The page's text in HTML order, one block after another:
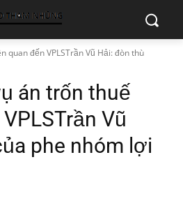
quan đến VPLSTrần Vũ Hải: đòn thù
án trốn thuế
Vũ
phe nhóm lợi